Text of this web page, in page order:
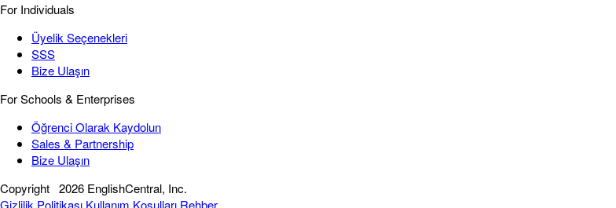
For Individuals
Üyelik Seçenekleri
SSS
Bize Ulaşın
For Schools & Enterprises
Öğrenci Olarak Kaydolun
Sales & Partnership
Bize Ulaşın
Copyright 2026 EnglishCentral, Inc.